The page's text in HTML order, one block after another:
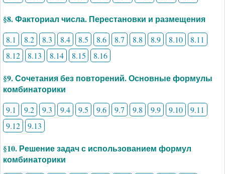
§8. Факториал числа. Перестановки и размещения
8.1 8.2 8.3 8.4 8.5 8.6 8.7 8.8 8.9 8.10
8.11
8.12
8.13 8.14 8.15 8.16
§9. Сочетания без повторений. Основные формулы
комбинаторики
9.1 9.2 9.3 9.4 9.5 9.6 9.7 9.8 9.9 9.10
9.11
9.12
9.13
§10. Решение задач с использованием формул
комбинаторики